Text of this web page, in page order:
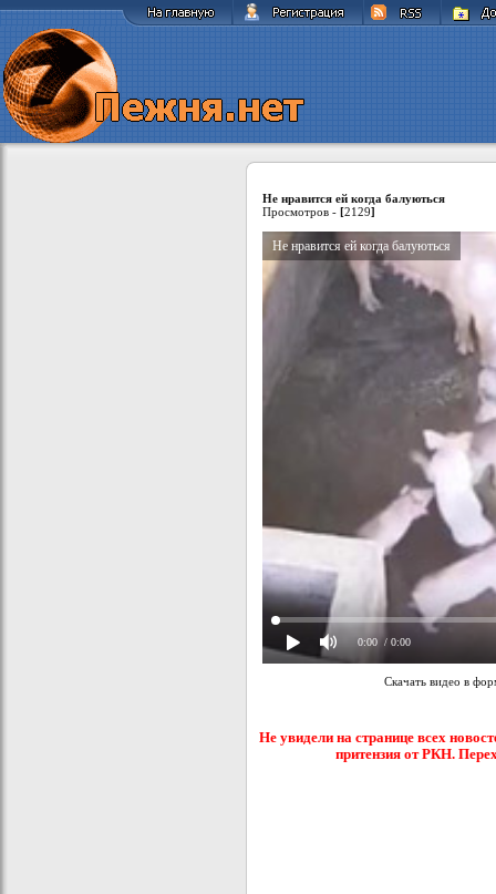
Не нравится ей когда балуються
Просмотров - [2129]
Не нравится ей когда балуються
0:00 / 0:00
Скачать видео в
Не увидели на странице всех
притензия от РКН.